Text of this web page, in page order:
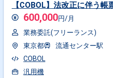
【COBOL】法改正に伴う帳
600,000円/月
業務委託(フリーランス)
東京都
流通センター駅
COBOL
汎用機